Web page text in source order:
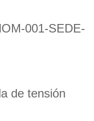
001-SEDE-
de tensión